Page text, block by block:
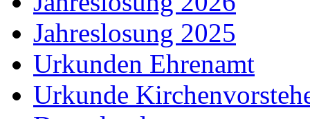
Jahreslosung 2025
Urkunden Ehrenamt
Urkunde